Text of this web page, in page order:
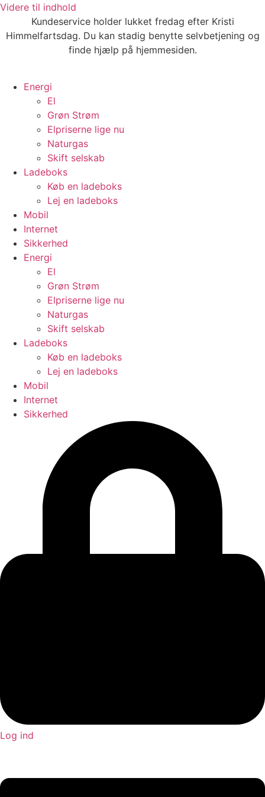
Videre til indhold
Kundeservice holder lukket fredag efter Kristi
Himmelfartsdag. Du kan stadig benytte selvbetjening og
finde hjælp på hjemmesiden.
Energi
El
Grøn Strøm
Elpriserne lige nu
Naturgas
Skift selskab
Ladeboks
Køb en ladeboks
Lej en ladeboks
Mobil
Internet
Sikkerhed
Energi
El
Grøn Strøm
Elpriserne lige nu
Naturgas
Skift selskab
Ladeboks
Køb en ladeboks
Lej en ladeboks
Mobil
Internet
Sikkerhed
Log ind